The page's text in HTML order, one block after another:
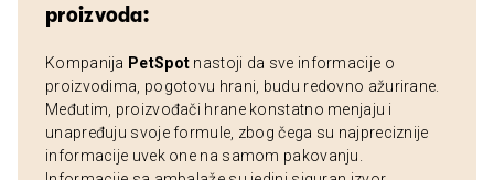
proizvoda:
Kompanija PetSpot nastoji da sve informacije o
proizvodima, pogotovu hrani, budu redovno ažurirane.
Međutim, proizvođači hrane konstatno menjaju i
unapređuju svoje formule, zbog čega su najpreciznije
informacije uvek one na samom pakovanju.